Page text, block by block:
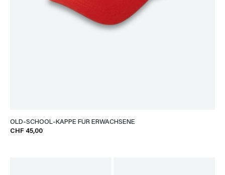
OLD-SCHOOL-KAPPE FÜR ERWACHSENE
CHF 45,00